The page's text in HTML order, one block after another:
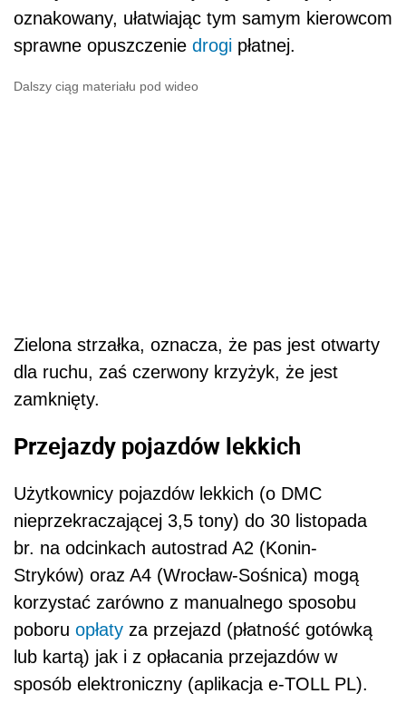
oznakowany, ułatwiając tym samym kierowcom
sprawne opuszczenie drogi płatnej.
Dalszy ciąg materiału pod wideo
Zielona strzałka, oznacza, że pas jest otwarty
dla ruchu, zaś czerwony krzyżyk, że jest
zamknięty.
Przejazdy pojazdów lekkich
Użytkownicy pojazdów lekkich (o DMC
nieprzekraczającej 3,5 tony) do 30 listopada
br. na odcinkach autostrad A2 (Konin-
Stryków) oraz A4 (Wrocław-Sośnica) mogą
korzystać zarówno z manualnego sposobu
poboru opłaty za przejazd (płatność gotówką
lub kartą) jak i z opłacania przejazdów w
sposób elektroniczny (aplikacja e-TOLL PL).